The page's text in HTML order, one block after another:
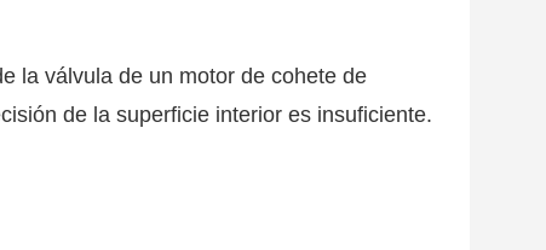
la válvula de un motor de cohete de
de la superficie interior es insuficiente.